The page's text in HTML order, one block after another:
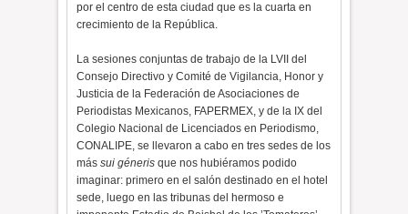
por el centro de esta ciudad que es la cuarta en
crecimiento de la República.
La sesiones conjuntas de trabajo de la LVII del
Consejo Directivo y Comité de Vigilancia, Honor y
Justicia de la Federación de Asociaciones de
Periodistas Mexicanos, FAPERMEX, y de la IX del
Colegio Nacional de Licenciados en Periodismo,
CONALIPE, se llevaron a cabo en tres sedes de los
mássui géneris que nos hubiéramos podido
imaginar: primero en el salón destinado en el hotel
sede, luego en las tribunas del hermoso e